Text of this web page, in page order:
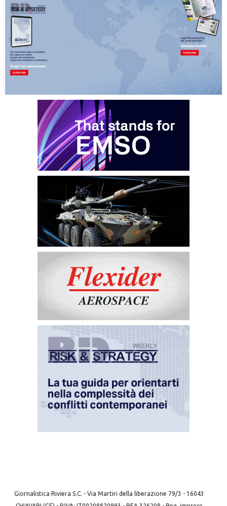
Giornalistica Riviera S.C. - Via Martiri della liberazione 79/3 - 16043